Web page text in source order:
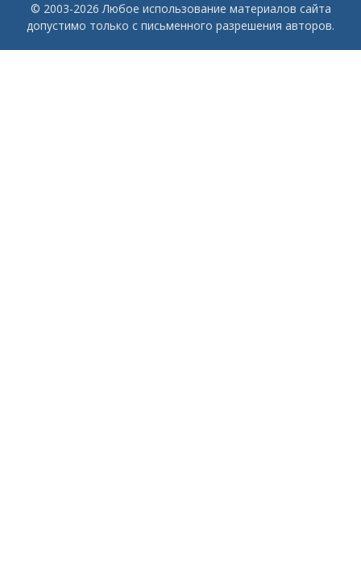
© 2003-2026 Любое использование материалов сайта
допустимо только с письменного разрешения авторов.